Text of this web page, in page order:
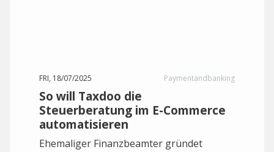
FRI, 18/07/2025 Paymentandbanking
So will Taxdoo die
Steuerberatung im E-Commerce
automatisieren
Ehemaliger Finanzbeamter gründet